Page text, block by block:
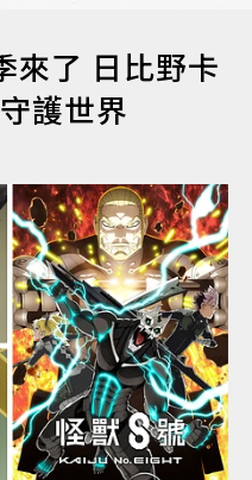
來了 日比野卡
護世界